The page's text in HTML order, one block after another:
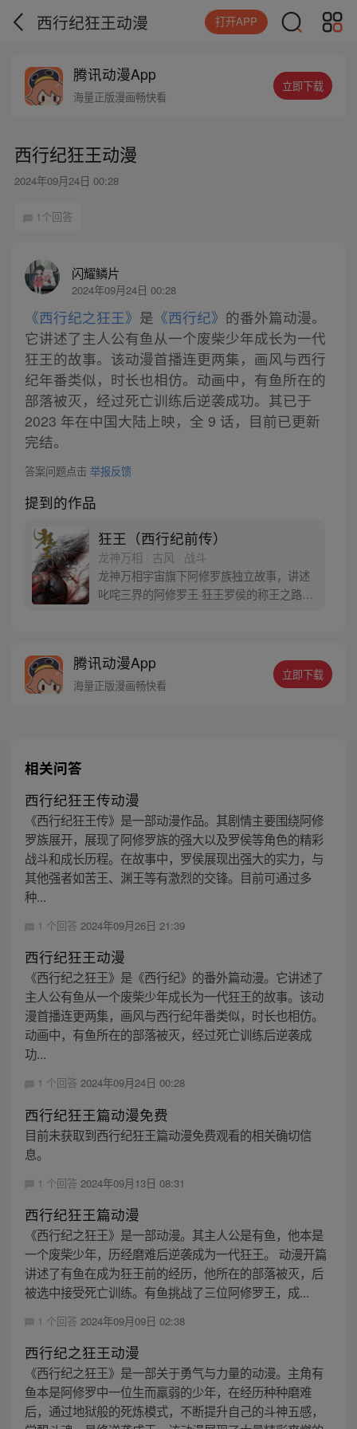
西行纪狂王动漫 打开APP
腾讯动漫App
海量正版漫画畅快看
立即下载
西行纪狂王动漫
2024年09月24日 00:28
1个回答
闪耀鳞片
2024年09月24日 00:28
《西行纪之狂王》 是 《西行纪》 的番外篇动漫。
它讲述了主人公有鱼从一个废柴少年成长为一代
狂王的故事。该动漫首播连更两集，画风与西行
纪年番类似，时长也相仿。动画中，有鱼所在的
部落被灭，经过死亡训练后逆袭成功。其已于
2023 年在中国大陆上映，全 9 话，目前已更新
完结。
答案问题点击 举报反馈
提到的作品
狂王（西行纪前传）
龙神万相 · 古风 · 战斗
龙神万相宇宙旗下阿修罗族独立故事，讲述
叱咤三界的阿修罗王·狂王罗侯的称王之路。
有鱼最终背负挚友的信念成为阿修罗王—狂
王，更名罗侯。天界与阿修罗的百年大战随
腾讯动漫App
海量正版漫画畅快看
立即下载
相关问答
西行纪狂王传动漫
《西行纪狂王传》是一部动漫作品。其剧情主要围绕阿修
罗族展开，展现了阿修罗族的强大以及罗侯等角色的精彩
战斗和成长历程。在故事中，罗侯展现出强大的实力，与
其他强者如苦王、渊王等有激烈的交锋。目前可通过多
种...
1 个回答 2024年09月26日 21:39
西行纪狂王动漫
《西行纪之狂王》是《西行纪》的番外篇动漫。它讲述了
主人公有鱼从一个废柴少年成长为一代狂王的故事。该动
漫首播连更两集，画风与西行纪年番类似，时长也相仿。
动画中，有鱼所在的部落被灭，经过死亡训练后逆袭成
功...
1 个回答 2024年09月24日 00:28
西行纪狂王篇动漫免费
目前未获取到西行纪狂王篇动漫免费观看的相关确切信
息。
1 个回答 2024年09月13日 08:31
西行纪狂王篇动漫
《西行纪之狂王》是一部动漫。其主人公是有鱼，他本是
一个废柴少年，历经磨难后逆袭成为一代狂王。 动漫开篇
讲述了有鱼在成为狂王前的经历，他所在的部落被灭，后
被选中接受死亡训练。有鱼挑战了三位阿修罗王，成...
1 个回答 2024年09月09日 02:38
西行纪之狂王动漫
《西行纪之狂王》是一部关于勇气与力量的动漫。主角有
鱼本是阿修罗中一位生而羸弱的少年，在经历种种磨难
后，通过地狱般的死炼模式，不断提升自己的斗神五感，